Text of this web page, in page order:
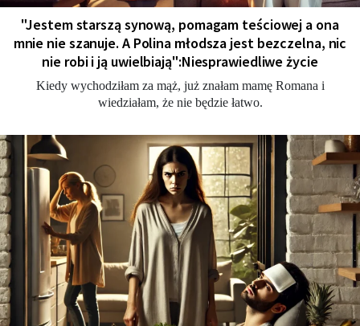
"Jestem starszą synową, pomagam teściowej a ona
mnie nie szanuje. A Polina młodsza jest bezczelna, nic
nie robi i ją uwielbiają":Niesprawiedliwe życie
Kiedy wychodziłam za mąż, już znałam mamę Romana i
wiedziałam, że nie będzie łatwo.